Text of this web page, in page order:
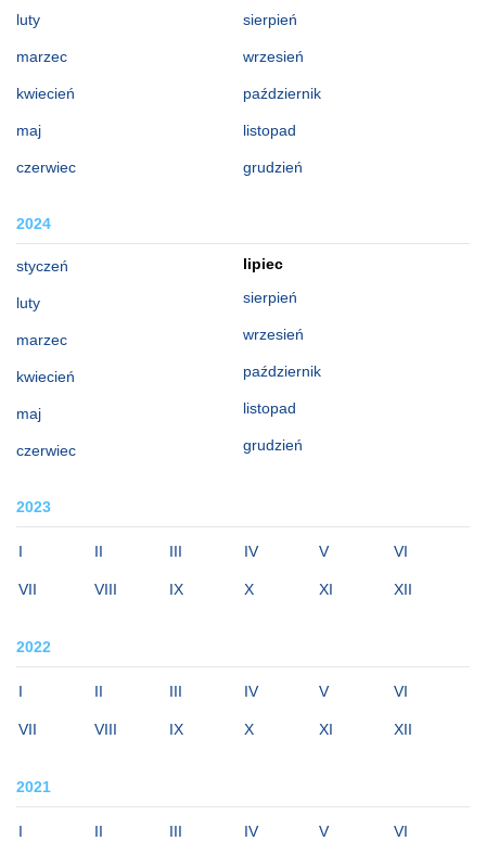
luty
marzec
kwiecień
maj
czerwiec
sierpień
wrzesień
październik
listopad
grudzień
2024
styczeń
luty
marzec
kwiecień
maj
czerwiec
lipiec
sierpień
wrzesień
październik
listopad
grudzień
2023
I II III IV V VI
VII VIII IX X XI XII
2022
I II III IV V VI
VII VIII IX X XI XII
2021
I II III IV V VI